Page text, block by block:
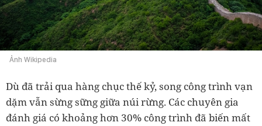
Ảnh Wikipedia
Dù đã trải qua hàng chục thế kỷ, song công trình vạn
dặm vẫn sừng sững giữa núi rừng. Các chuyên gia
đánh giá có khoảng hơn 30% công trình đã biến mất